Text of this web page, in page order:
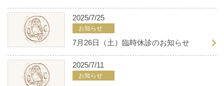
2025/7/25
お知らせ
7月26日（土）臨時休診のお知らせ
2025/7/11
お知らせ